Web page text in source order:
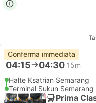
Conferma immediata
04:15 04:30 15m
Halte Ksatrian Semarang
Terminal Sukun Semarang
Prima